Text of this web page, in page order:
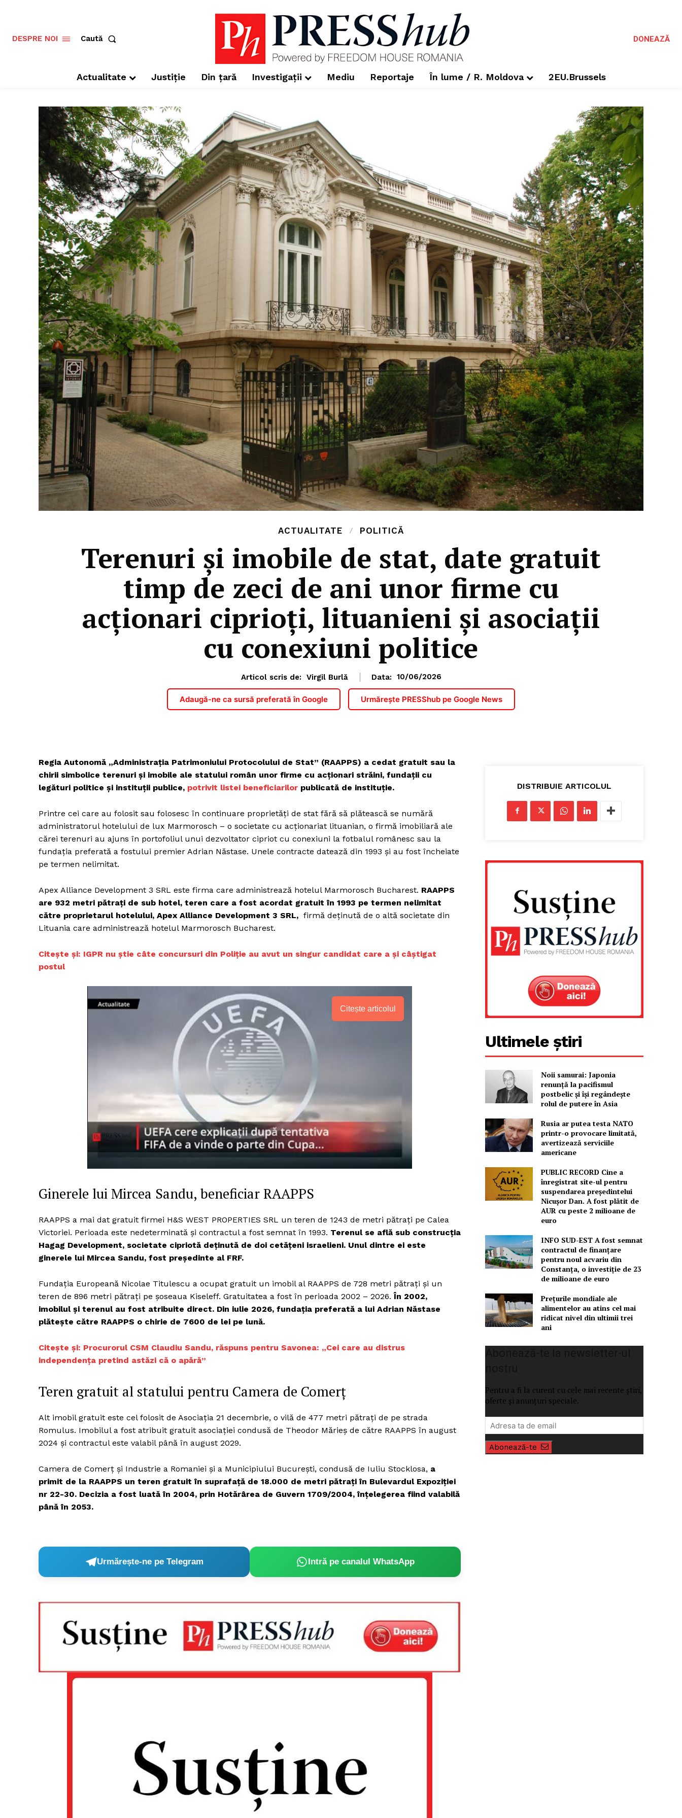
FREEDOM HOUSE
PRESShub
Despre noi / Echipa
Proiecte editoriale
Rețea
Contact
DESPRE NOI Caută DONEAZĂ
Actualitate Justiție Din țară Investigații Mediu Reportaje În lume / R. Moldova 2EU.Brussels
ACTUALITATE POLITICĂ
Terenuri și imobile de stat, date gratuit
timp de zeci de ani unor firme cu
acționari ciprioți, lituanieni și asociații
cu conexiuni politice
Articol scris de: Virgil Burlă Data: 10/06/2026
Adaugă-ne ca sursă preferată în Google Urmărește PRESShub pe Google News
Regia Autonomă „Administrația Patrimoniului Protocolului de Stat” (RAAPPS) a cedat gratuit sau la
chirii simbolice terenuri și imobile ale statului român unor firme cu acționari străini, fundații cu
legături politice și instituții publice, potrivit listei beneficiarilor publicată de instituție.
Printre cei care au folosit sau folosesc în continuare proprietăți de stat fără să plătească se numără
administratorul hotelului de lux Marmorosch – o societate cu acționariat lituanian, o firmă imobiliară ale
cărei terenuri au ajuns în portofoliul unui dezvoltator cipriot cu conexiuni la fotbalul românesc sau la
fundația preferată a fostului premier Adrian Năstase. Unele contracte datează din 1993 și au fost încheiate
pe termen nelimitat.
Apex Alliance Development 3 SRL este firma care administrează hotelul Marmorosch Bucharest. RAAPPS
are 932 metri pătrați de sub hotel, teren care a fost acordat gratuit în 1993 pe termen nelimitat
către proprietarul hotelului, Apex Alliance Development 3 SRL, firmă deținută de o altă societate din
Lituania care administrează hotelul Marmorosch Bucharest.
Citește și: IGPR nu știe câte concursuri din Poliție au avut un singur candidat care a și câștigat
postul
Citește articolul
Ginerele lui Mircea Sandu, beneficiar RAAPPS
RAAPPS a mai dat gratuit firmei H&S WEST PROPERTIES SRL un teren de 1243 de metri pătrați pe Calea
Victoriei. Perioada este nedeterminată și contractul a fost semnat în 1993. Terenul se află sub construcția
Hagag Development, societate cipriotă deținută de doi cetățeni israelieni. Unul dintre ei este
ginerele lui Mircea Sandu, fost președinte al FRF.
Fundația Europeană Nicolae Titulescu a ocupat gratuit un imobil al RAAPPS de 728 metri pătrați și un
teren de 896 metri pătrați pe șoseaua Kiseleff. Gratuitatea a fost în perioada 2002 – 2026.În 2002,
imobilul și terenul au fost atribuite direct. Din iulie 2026, fundația preferată a lui Adrian Năstase
plătește către RAAPPS o chirie de 7600 de lei pe lună.
Citește și: Procurorul CSM Claudiu Sandu, răspuns pentru Savonea: „Cei care au distrus
independența pretind astăzi că o apără”
Teren gratuit al statului pentru Camera de Comerț
Alt imobil gratuit este cel folosit de Asociația 21 decembrie, o vilă de 477 metri pătrați de pe strada
Romulus. Imobilul a fost atribuit gratuit asociației condusă de Theodor Mărieș de către RAAPPS în august
2024 și contractul este valabil până în august 2029.
Camera de Comerț și Industrie a Romaniei și a Municipiului București, condusă de Iuliu Stocklosa, a
primit de la RAAPPS un teren gratuit în suprafață de 18.000 de metri pătrați în Bulevardul Expoziției
nr 22-30. Decizia a fost luată în 2004, prin Hotărârea de Guvern 1709/2004, înțelegerea fiind valabilă
până în 2053.
Urmărește-ne pe Telegram Intră pe canalul WhatsApp
DISTRIBUIE ARTICOLUL
Ultimele știri
Noii samurai: Japonia
renunță la pacifismul
postbelic și își regândește
rolul de putere în Asia
Rusia ar putea testa NATO
printr-o provocare limitată,
avertizează serviciile
americane
PUBLIC RECORD Cine a
înregistrat site-ul pentru
suspendarea președintelui
Nicușor Dan. A fost plătit de
AUR cu peste 2 milioane de
euro
INFO SUD-EST A fost semnat
contractul de finanțare
pentru noul acvariu din
Constanța, o investiție de 23
de milioane de euro
Prețurile mondiale ale
alimentelor au atins cel mai
ridicat nivel din ultimii trei
ani
Pentru a fi la curent cu cele mai recente știri,
oferte și anunțuri speciale.
Abonează-te